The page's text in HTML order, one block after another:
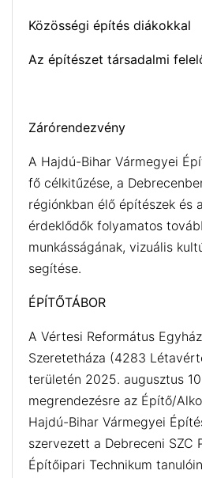
Közösségi építés diákokkal
Az építészet társadalmi
Zárórendezvény
A Hajdú-Bihar Vármegyei
fő célkitűzése, a
régiónkban élő építészek és
érdeklődők folyamatos
munkásságának, vizuális
segítése.
ÉPÍTŐTÁBOR
A Vértesi Református
Szeretetháza (4283
területén 2025. augusztus
megrendezésre az Építő/
Hajdú-Bihar Vármegyei
szervezett a Debreceni SZC
Építőipari Technikum